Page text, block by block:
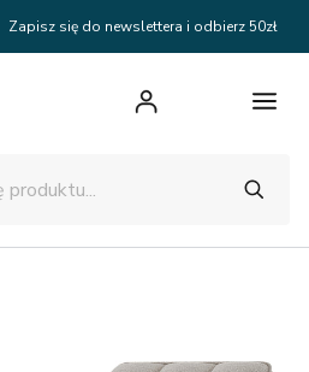
Zapisz się do newslettera i odbierz 50zł